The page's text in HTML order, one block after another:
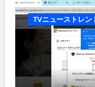
TVニューストレン